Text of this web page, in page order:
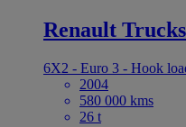
Renault
6X2 - Euro 3 - Hook
2004
580 000 kms
26 t